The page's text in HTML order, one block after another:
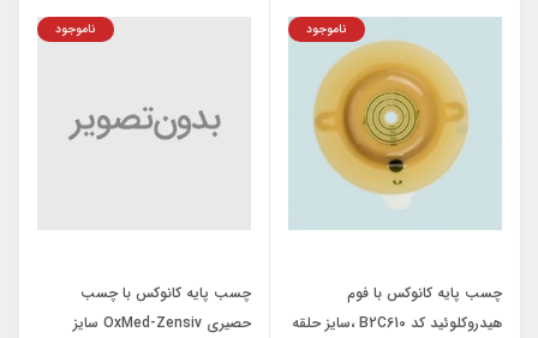
ناموجود
چسب پايه كانوكس با فوم
هيدروكلوئيد كد B2C610 ،سايز حلقه
ناموجود
چسب پایه کانوکس با چسب
حصیری OxMed-Zensiv سایز